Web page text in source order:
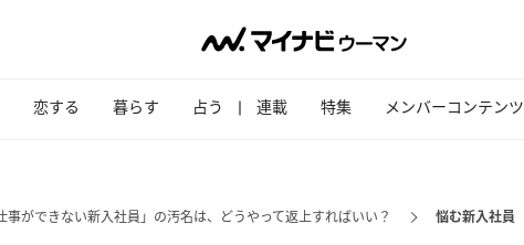
恋する 暮らす 占う 連載 特集 メンバーコンテンツ
事ができない新入社員」の汚名は、どうやって返上すればいい？ 悩む新入社員